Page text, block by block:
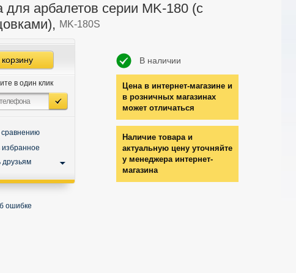
для арбалетов серии MK-180 (с
MK-180S
В наличии
Цена в интернет-магазине и
в розничных магазинах
может отличаться
Наличие товара и
актуальную цену уточняйте
у менеджера интернет-
магазина
в один клик
сравнению
избранное
друзьям
ошибке